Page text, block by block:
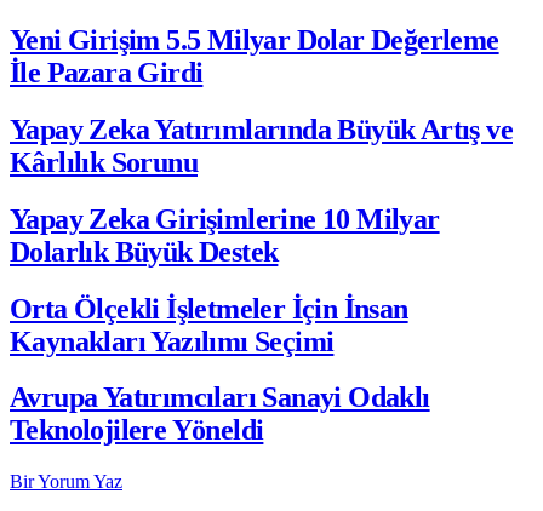
Yeni Girişim 5.5 Milyar Dolar Değerleme
İle Pazara Girdi
Yapay Zeka Yatırımlarında Büyük Artış ve
Kârlılık Sorunu
Yapay Zeka Girişimlerine 10 Milyar
Dolarlık Büyük Destek
Orta Ölçekli İşletmeler İçin İnsan
Kaynakları Yazılımı Seçimi
Avrupa Yatırımcıları Sanayi Odaklı
Teknolojilere Yöneldi
Bir Yorum Yaz